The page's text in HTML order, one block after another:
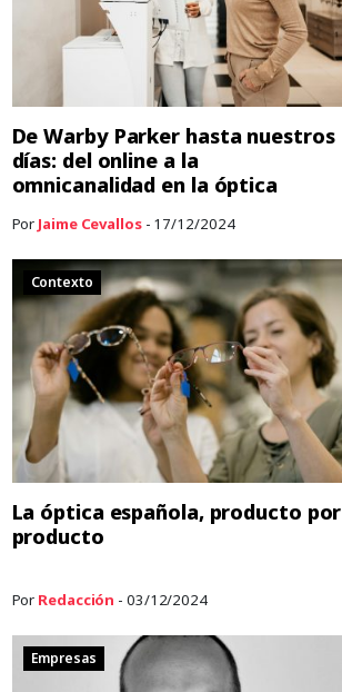
De Warby Parker hasta nuestros
días: del online a la
omnicanalidad en la óptica
Por Jaime Cevallos- 17/12/2024
Contexto
La óptica española, producto por
producto
Por Redacción - 03/12/2024
Empresas